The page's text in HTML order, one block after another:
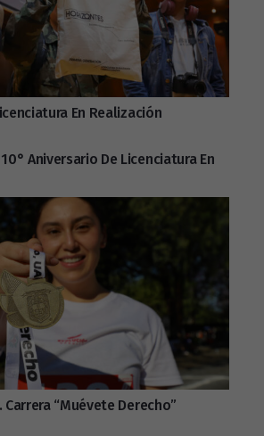
En Realización
Aniversario De Licenciatura En
Carrera “Muévete Derecho”